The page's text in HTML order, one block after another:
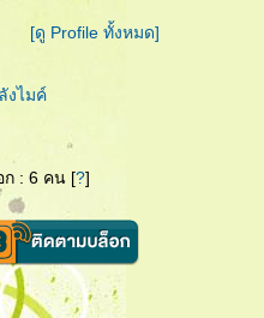
[ดู Profile ทั้งหมด]
งไมค์
: 6 คน [?]